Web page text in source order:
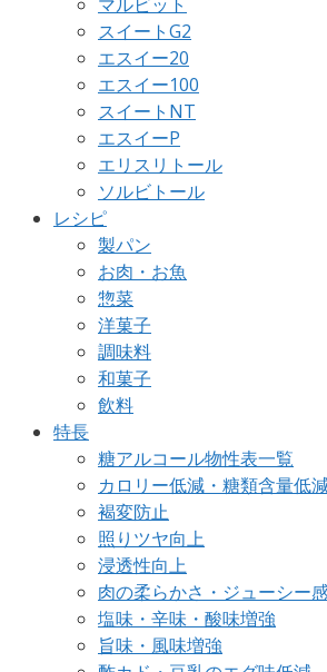
スイートG2
エスイー20
エスイー100
スイートNT
エスイーP
エリスリトール
ソルビトール
レシピ
製パン
お肉・お魚
惣菜
洋菓子
調味料
和菓子
飲料
特長
糖アルコール物性表一覧
カロリー低減・糖類含量低
褐変防止
照りツヤ向上
浸透性向上
肉の柔らかさ・ジューシー
塩味・辛味・酸味増強
旨味・風味増強